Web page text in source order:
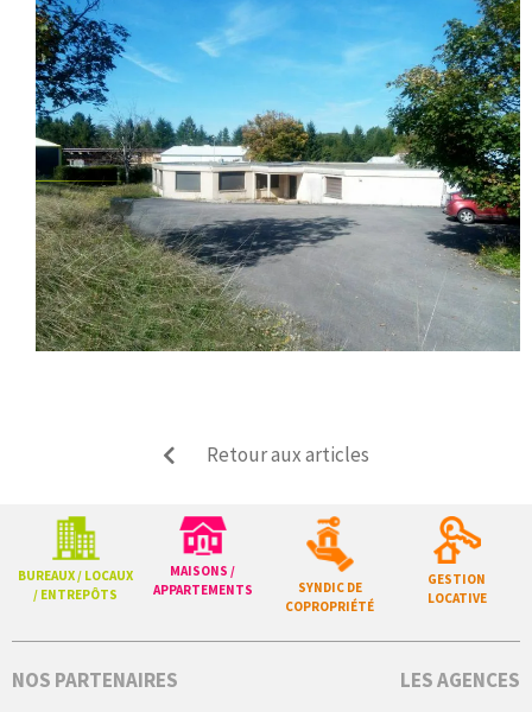
Retour aux articles
BUREAUX / LOCAUX
/ ENTREPÔTS
MAISONS /
APPARTEMENTS
SYNDIC DE
COPROPRIÉTÉ
GESTION
LOCATIVE
NOS PARTENAIRES LES AGENCES